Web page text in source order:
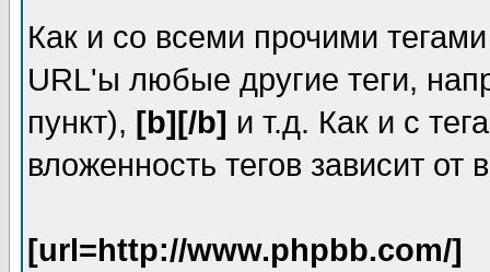
Как и со всеми прочими
URL'ы любые другие теги,
пункт), [b][/b] и т.д. Как и с
вложенность тегов зависит от
[url=http://www.phpbb.com/]